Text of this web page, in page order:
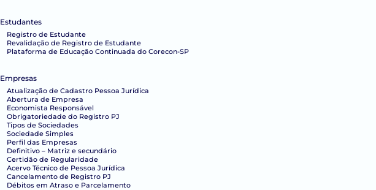
Estudantes
Registro de Estudante
Revalidação de Registro de Estudante
Plataforma de Educação Continuada do Corecon-SP
Empresas
Atualização de Cadastro Pessoa Jurídica
Abertura de Empresa
Economista Responsável
Obrigatoriedade do Registro PJ
Tipos de Sociedades
Sociedade Simples
Perfil das Empresas
Definitivo – Matriz e secundário
Certidão de Regularidade
Acervo Técnico de Pessoa Jurídica
Cancelamento de Registro PJ
Débitos em Atraso e Parcelamento